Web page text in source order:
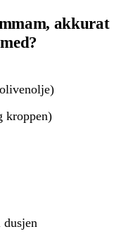
akkurat
kroppen)